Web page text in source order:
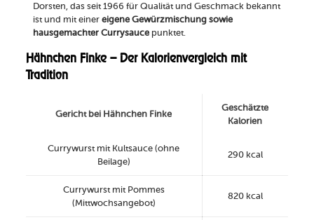
Dorsten, das seit 1966 für Qualität und Geschmack bekannt
ist und mit einer eigene Gewürzmischung sowie
hausgemachter Currysaucepunktet.
Hähnchen Finke – Der Kalorienvergleich mit
Tradition
Gericht bei Hähnchen Finke
Geschätzte
Kalorien
Currywurst mit Kultsauce (ohne
Beilage)
290 kcal
Currywurst mit Pommes
(Mittwochsangebot)
820 kcal